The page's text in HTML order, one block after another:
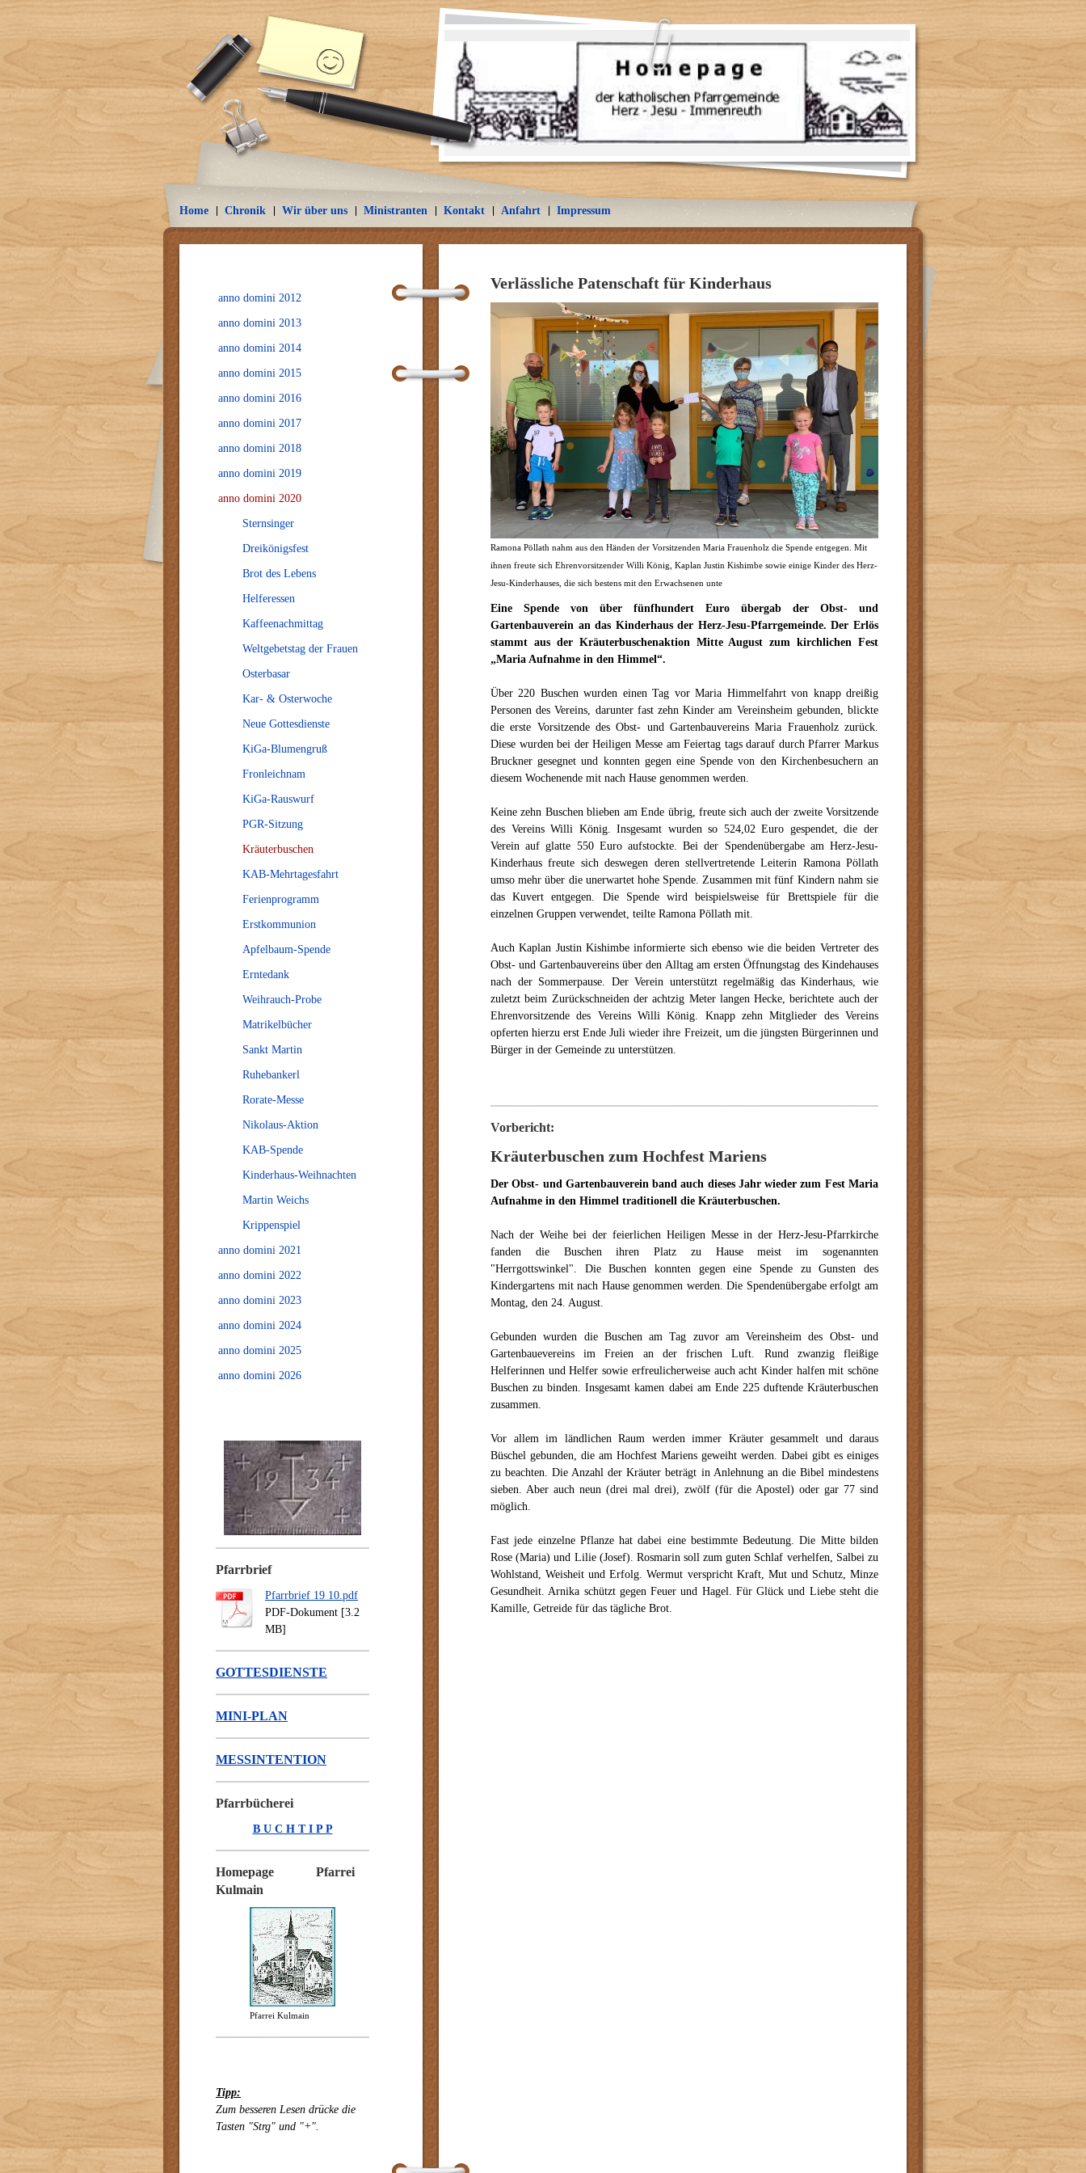
Home Chronik Wir über uns Ministranten Kontakt Anfahrt Impressum
Verlässliche Patenschaft für Kinderhaus
Ramona Pöllath nahm aus den Händen der Vorsitzenden Maria Frauenholz die Spende entgegen. Mit
ihnen freute sich Ehrenvorsitzender Willi König, Kaplan Justin Kishimbe sowie einige Kinder des Herz-
Jesu-Kinderhauses, die sich bestens mit den Erwachsenen unte
Eine Spende von über fünfhundert Euro übergab der Obst- und
Gartenbauverein an das Kinderhaus der Herz-Jesu-Pfarrgemeinde. Der Erlös
stammt aus der Kräuterbuschenaktion Mitte August zum kirchlichen Fest
„Maria Aufnahme in den Himmel“.
Über 220 Buschen wurden einen Tag vor Maria Himmelfahrt von knapp dreißig
Personen des Vereins, darunter fast zehn Kinder am Vereinsheim gebunden, blickte
die erste Vorsitzende des Obst- und Gartenbauvereins Maria Frauenholz zurück.
Diese wurden bei der Heiligen Messe am Feiertag tags darauf durch Pfarrer Markus
Bruckner gesegnet und konnten gegen eine Spende von den Kirchenbesuchern an
diesem Wochenende mit nach Hause genommen werden.
Keine zehn Buschen blieben am Ende übrig, freute sich auch der zweite Vorsitzende
des Vereins Willi König. Insgesamt wurden so 524,02 Euro gespendet, die der
Verein auf glatte 550 Euro aufstockte. Bei der Spendenübergabe am Herz-Jesu-
Kinderhaus freute sich deswegen deren stellvertretende Leiterin Ramona Pöllath
umso mehr über die unerwartet hohe Spende. Zusammen mit fünf Kindern nahm sie
das Kuvert entgegen. Die Spende wird beispielsweise für Brettspiele für die
einzelnen Gruppen verwendet, teilte Ramona Pöllath mit.
Auch Kaplan Justin Kishimbe informierte sich ebenso wie die beiden Vertreter des
Obst- und Gartenbauvereins über den Alltag am ersten Öffnungstag des Kindehauses
nach der Sommerpause. Der Verein unterstützt regelmäßig das Kinderhaus, wie
zuletzt beim Zurückschneiden der achtzig Meter langen Hecke, berichtete auch der
Ehrenvorsitzende des Vereins Willi König. Knapp zehn Mitglieder des Vereins
opferten hierzu erst Ende Juli wieder ihre Freizeit, um die jüngsten Bürgerinnen und
Bürger in der Gemeinde zu unterstützen.
Vorbericht:
Kräuterbuschen zum Hochfest Mariens
Der Obst- und Gartenbauverein band auch dieses Jahr wieder zum Fest Maria
Aufnahme in den Himmel traditionell die Kräuterbuschen.
Nach der Weihe bei der feierlichen Heiligen Messe in der Herz-Jesu-Pfarrkirche
fanden die Buschen ihren Platz zu Hause meist im sogenannten
"Herrgottswinkel". Die Buschen konnten gegen eine Spende zu Gunsten des
Kindergartens mit nach Hause genommen werden. Die Spendenübergabe erfolgt am
Montag, den 24. August.
Gebunden wurden die Buschen am Tag zuvor am Vereinsheim des Obst- und
Gartenbauevereins im Freien an der frischen Luft. Rund zwanzig fleißige
Helferinnen und Helfer sowie erfreulicherweise auch acht Kinder halfen mit schöne
Buschen zu binden. Insgesamt kamen dabei am Ende 225 duftende Kräuterbuschen
zusammen.
Vor allem im ländlichen Raum werden immer Kräuter gesammelt und daraus
Büschel gebunden, die am Hochfest Mariens geweiht werden. Dabei gibt es einiges
zu beachten. Die Anzahl der Kräuter beträgt in Anlehnung an die Bibel mindestens
sieben. Aber auch neun (drei mal drei), zwölf (für die Apostel) oder gar 77 sind
möglich.
Fast jede einzelne Pflanze hat dabei eine bestimmte Bedeutung. Die Mitte bilden
Rose (Maria) und Lilie (Josef). Rosmarin soll zum guten Schlaf verhelfen, Salbei zu
Wohlstand, Weisheit und Erfolg. Wermut verspricht Kraft, Mut und Schutz, Minze
Gesundheit. Arnika schützt gegen Feuer und Hagel. Für Glück und Liebe steht die
Kamille, Getreide für das tägliche Brot.
anno domini 2012
anno domini 2013
anno domini 2014
anno domini 2015
anno domini 2016
anno domini 2017
anno domini 2018
anno domini 2019
anno domini 2020
Sternsinger
Dreikönigsfest
Brot des Lebens
Helferessen
Kaffeenachmittag
Weltgebetstag der Frauen
Osterbasar
Kar- & Osterwoche
Neue Gottesdienste
KiGa-Blumengruß
Fronleichnam
KiGa-Rauswurf
PGR-Sitzung
Kräuterbuschen
KAB-Mehrtagesfahrt
Ferienprogramm
Erstkommunion
Apfelbaum-Spende
Erntedank
Weihrauch-Probe
Matrikelbücher
Sankt Martin
Ruhebankerl
Rorate-Messe
Nikolaus-Aktion
KAB-Spende
Kinderhaus-Weihnachten
Martin Weichs
Krippenspiel
anno domini 2021
anno domini 2022
anno domini 2023
anno domini 2024
anno domini 2025
anno domini 2026
Pfarrbrief
Pfarrbrief 19 10.pdf
PDF-Dokument [3.2
MB]
GOTTESDIENSTE
MINI-PLAN
MESSINTENTION
Pfarrbücherei
B U C H T I P P
Homepage Pfarrei
Kulmain
Pfarrei Kulmain
Tipp:
Zum besseren Lesen drücke die
Tasten "Strg" und "+".